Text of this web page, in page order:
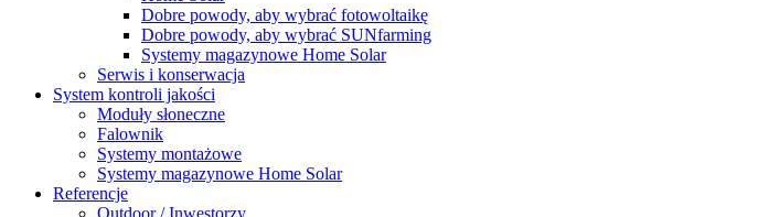
Dobre powody, aby wybrać fotowoltaikę
Dobre powody, aby wybrać SUNfarming
Systemy magazynowe Home Solar
Serwis i konserwacja
System kontroli jakości
Moduły słoneczne
Falownik
Systemy montażowe
Systemy magazynowe Home Solar
Referencje
Outdoor / Inwestorzy